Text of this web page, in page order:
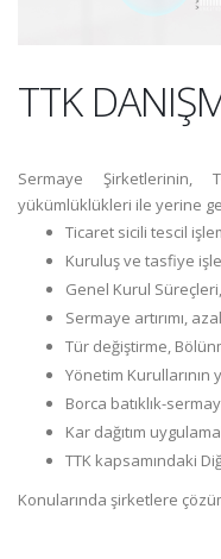
TTK
Sermaye Şirketlerinin,
yükümlüklükleri ile yerine
Ticaret sicili tescil
Kuruluş ve tasfiye
Genel Kurul Süreçleri,
Sermaye artırımı,
Tür değiştirme,
Yönetim
Borca batıklık-
Kar dağıtım
TTK kapsamındaki
Konularında şirketlere